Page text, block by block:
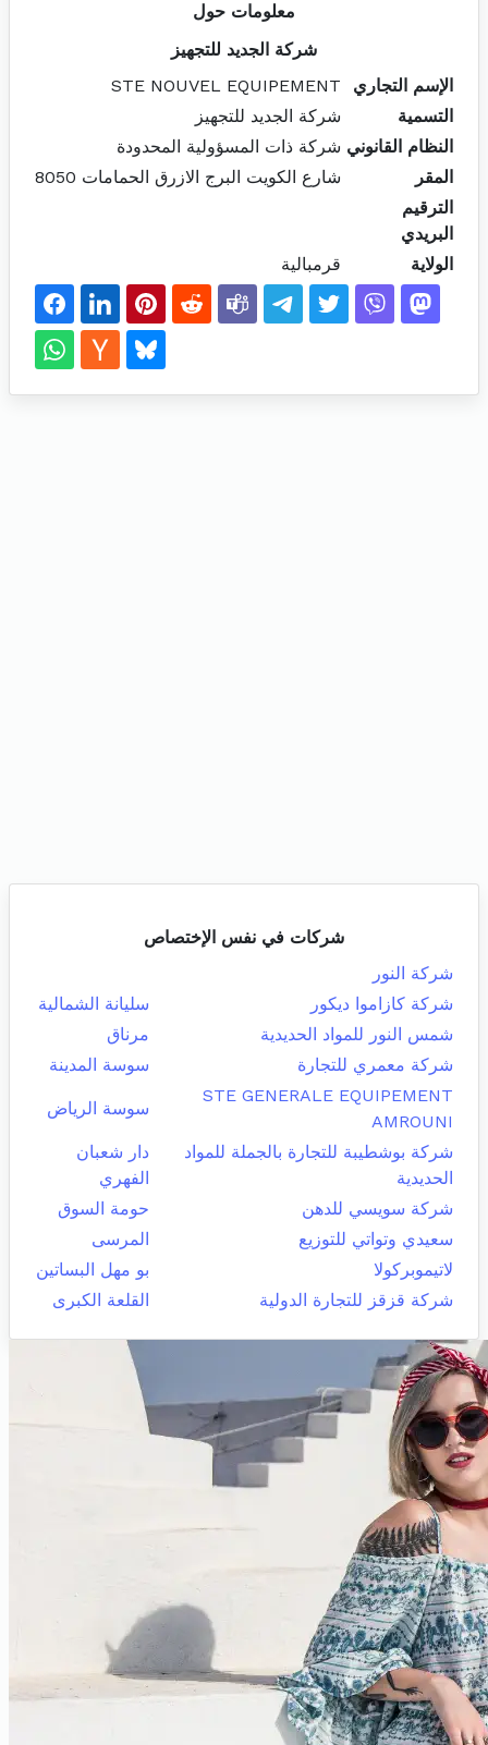
معلومات حول
شركة الجديد للتجهيز
الإسم التجاري
STE NOUVEL EQUIPEMENT
التسمية
شركة الجديد للتجهيز
النظام القانوني شركة ذات المسؤولية المحدودة
المقر
شارع الكويت البرج الازرق الحمامات 8050
الترقيم
البريدي
الولاية
قرمبالية
شركات في نفس الإختصاص
شركة النور
شركة كازاموا ديكور
سليانة الشمالية
شمس النور للمواد الحديدية
مرناق
شركة معمري للتجارة
سوسة المدينة
STE GENERALE EQUIPEMENT
AMROUNI
سوسة الرياض
شركة بوشطيبة للتجارة بالجملة للمواد
الحديدية
دار شعبان
الفهري
شركة سويسي للدهن
حومة السوق
سعيدي وتواتي للتوزيع
المرسى
لاتيموبركولا
بو مهل البساتين
شركة قزقز للتجارة الدولية
القلعة الكبرى